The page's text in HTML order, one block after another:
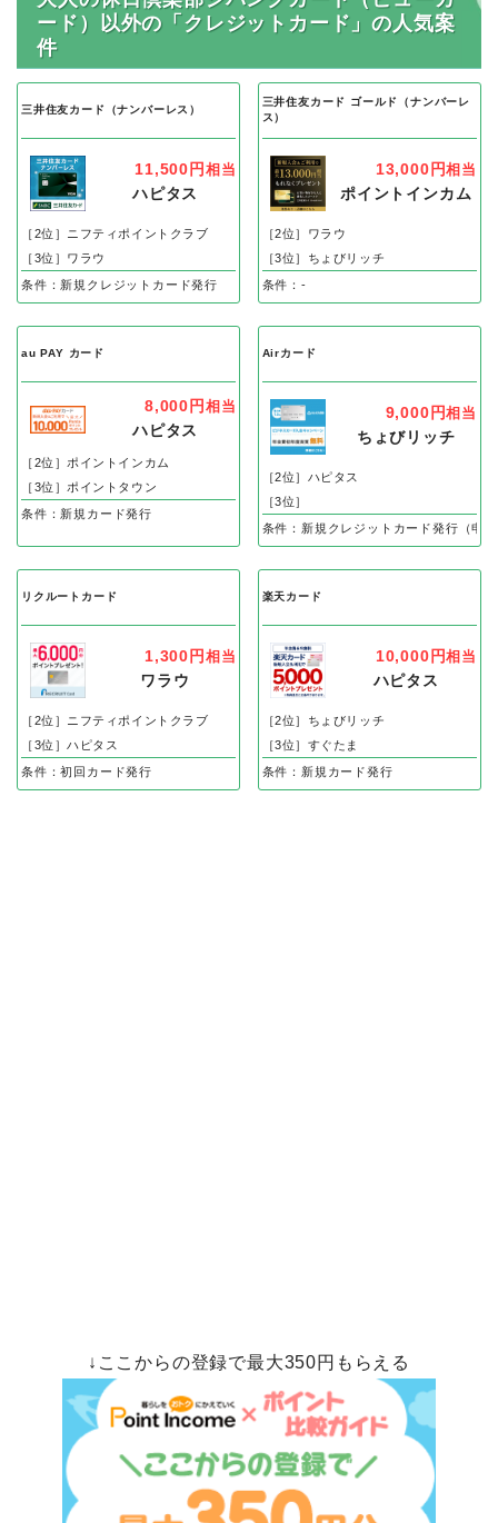
ード）以外の「クレジットカード」の人気案
件
三井住友カード（ナンバーレス）
11,500円 相当
ハピタス
［2位］ニフティポイントクラブ
［3位］ワラウ
条件：新規クレジットカード発行
三井住友カード ゴールド（ナンバーレ
ス）
13,000円相当
ポイントインカム
［2位］ワラウ
［3位］ちょびリッチ
条件：-
au PAY カード
8,000円 相当
ハピタス
［2位］ポイントインカム
［3位］ポイントタウン
条件：新規カード発行
Airカード
9,000円相当
ちょびリッチ
［2位］ハピタス
［3位］
条件：新規クレジットカード発行（申
リクルートカード
1,300円 相当
ワラウ
［2位］ニフティポイントクラブ
［3位］ハピタス
条件：初回カード発行
楽天カード
10,000円相当
ハピタス
［2位］ちょびリッチ
［3位］すぐたま
条件：新規カード発行
↓ここからの登録で最大350円もらえる